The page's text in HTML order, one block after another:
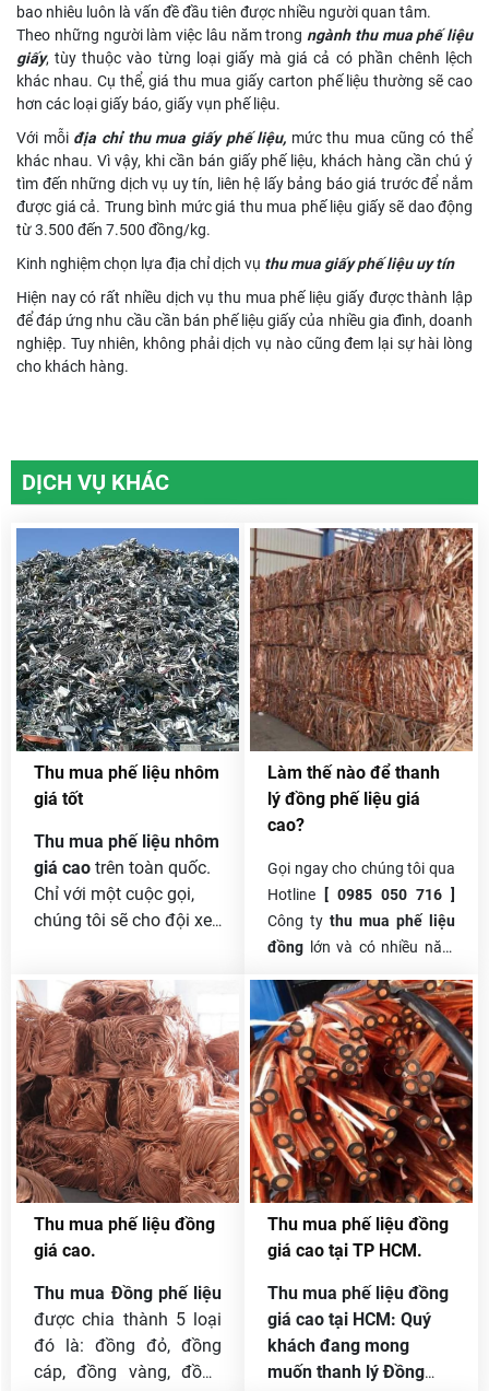
bao nhiêu luôn là vấn đề đầu tiên được nhiều người quan tâm.
Theo những người làm việc lâu năm trong ngành thu mua phế liệu
giấy, tùy thuộc vào từng loại giấy mà giá cả có phần chênh lệch
khác nhau. Cụ thể, giá thu mua giấy carton phế liệu thường sẽ cao
hơn các loại giấy báo, giấy vụn phế liệu.
Với mỗi địa chỉ thu mua giấy phế liệu, mức thu mua cũng có thể
khác nhau. Vì vậy, khi cần bán giấy phế liệu, khách hàng cần chú ý
tìm đến những dịch vụ uy tín, liên hệ lấy bảng báo giá trước để nắm
được giá cả. Trung bình mức giá thu mua phế liệu giấy sẽ dao động
từ 3.500 đến 7.500 đồng/kg.
Kinh nghiệm chọn lựa địa chỉ dịch vụ thu mua giấy phế liệu uy tín
Hiện nay có rất nhiều dịch vụ thu mua phế liệu giấy được thành lập
để đáp ứng nhu cầu cần bán phế liệu giấy của nhiều gia đình, doanh
nghiệp. Tuy nhiên, không phải dịch vụ nào cũng đem lại sự hài lòng
cho khách hàng.
DỊCH VỤ KHÁC
Thu mua phế liệu nhôm
giá tốt
Thu mua phế liệu nhôm
giá cao trên toàn quốc.
Chỉ với một cuộc gọi,
chúng tôi sẽ cho đội xe
ngay trong ngày. Giá
thu mua luôn cao hơn
các đơn vị khác tới 30%
và đặc biệt là luôn trích
lợi nhuận, hoa hồng cho
người giới thiệu .
Làm thế nào để thanh
lý đồng phế liệu giá
cao?
Gọi ngay cho chúng tôi qua
Hotline [ 0985 050 716 ]
Công ty thu mua phế liệu
đồng lớn và có nhiều năm
là sự lựa chọn hàng đầu
của các doanh nghiệp , cá
nhân khi có nhu cầu muốn
thanh lý phế liệu . Những
địa chỉ này luôn thu mua
phế liệu với giá cao , không
thông qua trung gian , quy
trình làm việc uy tín, chuyên
Thu mua phế liệu đồng
giá cao.
Thu mua Đồng phế liệu
được chia thành 5 loại
đó là: đồng đỏ, đồng
cáp, đồng vàng, đồng
Thu mua phế liệu đồng
giá cao tại TP HCM.
Thu mua phế liệu đồng
giá cao tại HCM: Quý
khách đang mong
muốn thanh lý Đồng